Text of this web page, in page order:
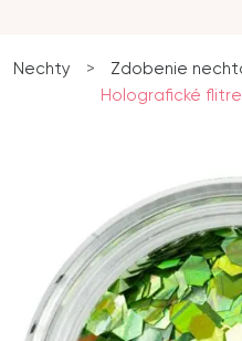
Nechty > Zdobenie
Holografické